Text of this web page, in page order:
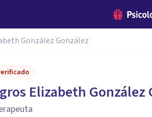
González González
Elizabeth González